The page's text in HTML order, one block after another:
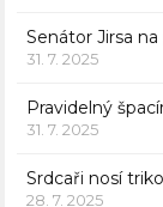
Senátor Jirsa
31. 7. 2025
Pravidelný
31. 7. 2025
Srdcaři nosí
28. 7. 2025